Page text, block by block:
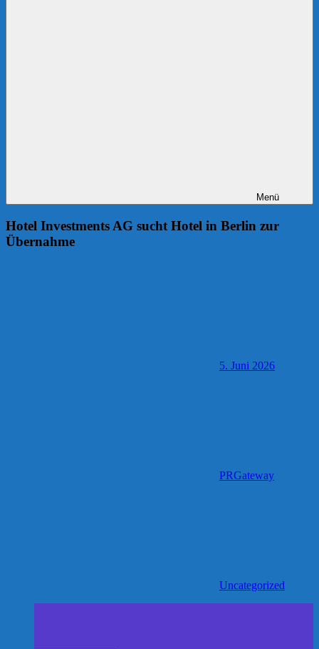
Menü
Hotel Investments AG sucht Hotel in Berlin zur
Übernahme
5. Juni 2026
PRGateway
Uncategorized